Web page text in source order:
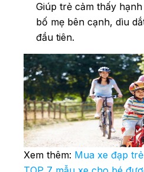
Giúp trẻ cảm thấy
bố mẹ bên cạnh, dìu
đầu tiên.
Xem thêm: Mua xe đạp